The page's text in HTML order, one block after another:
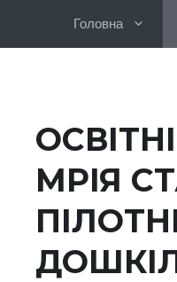
Головна
МРІЯ